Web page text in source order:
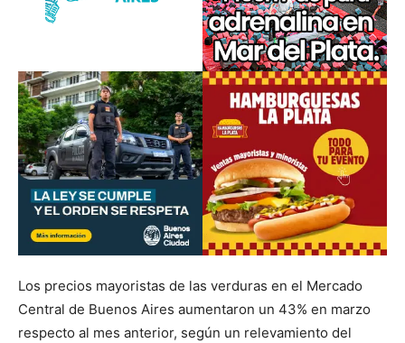
Los precios mayoristas de las verduras en el Mercado
Central de Buenos Aires aumentaron un 43% en marzo
respecto al mes anterior, según un relevamiento del